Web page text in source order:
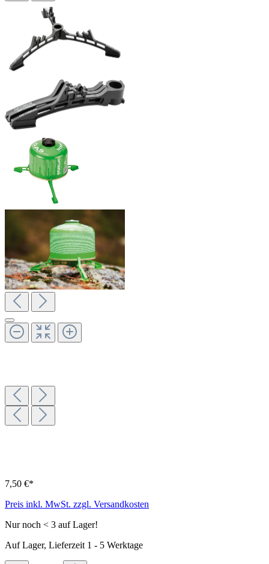
7,50 €*
Preis inkl. MwSt. zzgl. Versandkosten
Nur noch < 3 auf Lager!
Auf Lager, Lieferzeit 1 - 5 Werktage